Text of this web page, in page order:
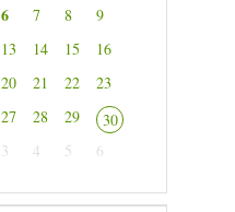
6 7 8
9
13 14 15
16
20 21 22
23
27 28 29
30
3 4 5 6